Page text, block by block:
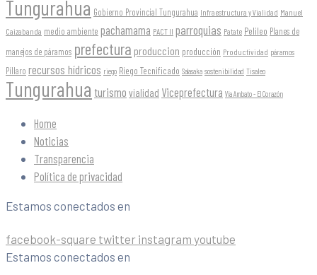
Tungurahua Gobierno Provincial Tungurahua Infraestructura y Vialidad Manuel
Caizabanda medio ambiente pachamama PACT II parroquias Patate Pelileo Planes de
manejos de páramos prefectura produccion producción Productividad páramos
Píllaro recursos hídricos riego Riego Tecnificado Salasaka sostenibilidad Tisaleo
Tungurahua turismo vialidad Viceprefectura Vía Ambato - El Corazón
Home
Noticias
Transparencia
Política de privacidad
Estamos conectados en
facebook-square twitter instagram youtube
Estamos conectados en